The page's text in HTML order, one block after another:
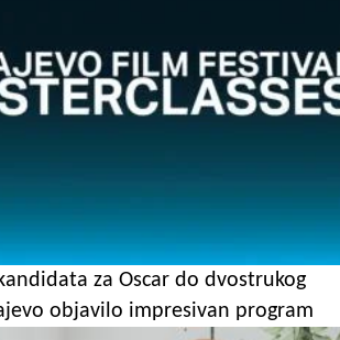
za Oscar do dvostrukog
objavilo impresivan program